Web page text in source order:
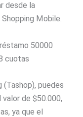
desde la
Mobile.
50000
cuotas
puedes
de $50.000,
ya que el